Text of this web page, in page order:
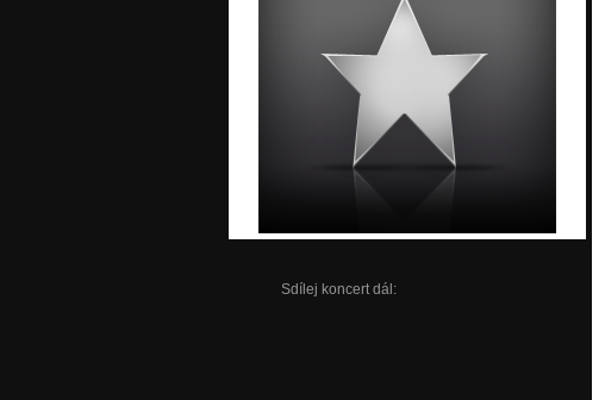
Sdílej koncert dál: